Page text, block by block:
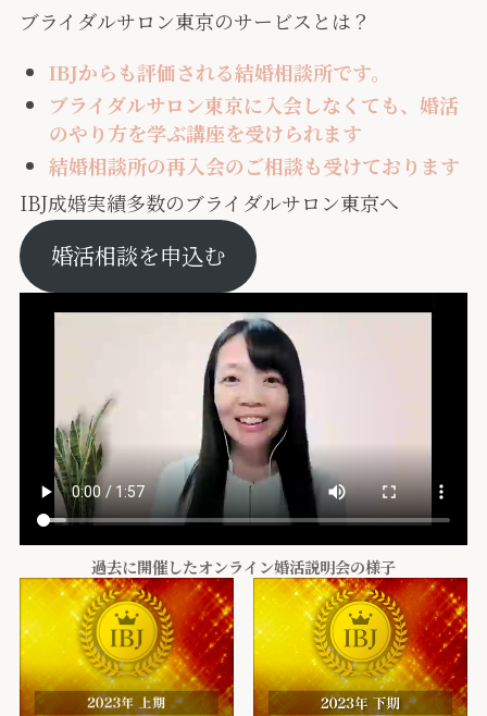
ブライダルサロン東京のサービスとは？
IBJからも評価される結婚相談所です。
ブライダルサロン東京に入会しなくても、婚活
のやり方を学ぶ講座を受けられます
結婚相談所の再入会のご相談も受けております
IBJ成婚実績多数のブライダルサロン東京へ
婚活相談を申込む
過去に開催したオンライン婚活説明会の様子